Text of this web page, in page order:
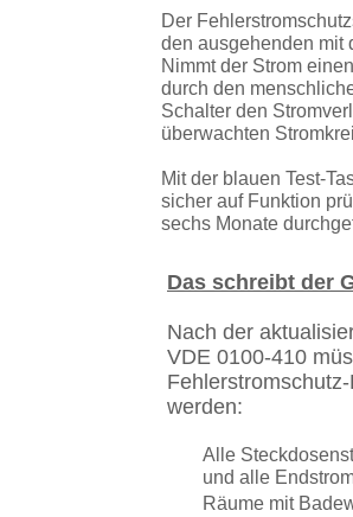
Der
den ausgehenden mit
Nimmt der Strom
durch den
Schalter den
überwachten
Mit der blauen Test-
sicher auf Funktion
sechs Monate
Das schreibt der
Nach der
VDE 0100-410
werden:
Alle
und alle
Räume mit